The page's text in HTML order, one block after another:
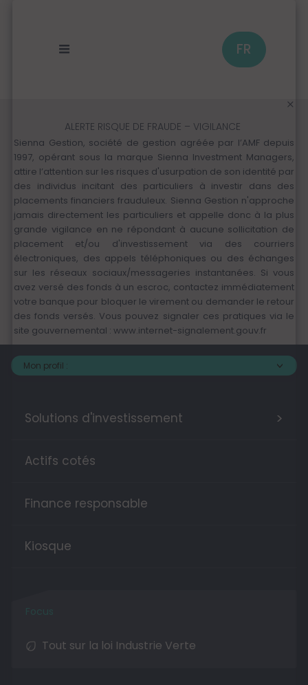
FR
ALERTE RISQUE DE FRAUDE – VIGILANCE
Sienna Gestion, société de gestion agréée par l’AMF depuis
1997, opérant sous la marque Sienna Investment Managers,
attire l’attention sur les risques d'usurpation de son identité par
des individus incitant des particuliers à investir dans des
placements financiers frauduleux. Sienna Gestion n'approche
jamais directement les particuliers et appelle donc à la plus
grande vigilance en ne répondant à aucune sollicitation de
placement et/ou d'investissement via des courriers
électroniques, des appels téléphoniques ou des échanges
sur les réseaux sociaux/messageries instantanées. Si vous
avez versé des fonds à un escroc, contactez immédiatement
votre banque pour bloquer le virement ou demander le retour
des fonds versés. Vous pouvez signaler ces pratiques via le
site gouvernemental : www.internet-signalement.gouv.fr
Mon profil :
Solutions d'investissement >
Actifs cotés
Finance responsable
Kiosque
Tout sur la loi Industrie Verte